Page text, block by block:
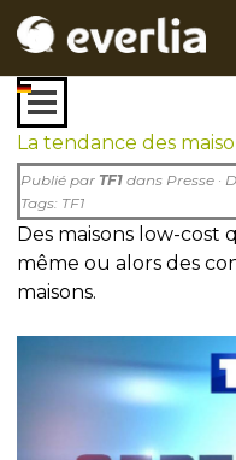
Sauter le menu
La tendance des
Publié par TF1 dans Presse ·
Tags: TF1
Des maisons low-cost
même ou alors des
maisons.